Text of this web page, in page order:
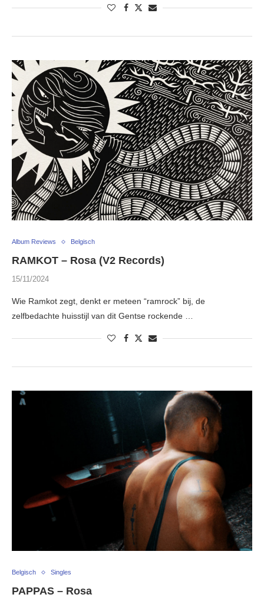
Album Reviews Belgisch
RAMKOT – Rosa (V2 Records)
15/11/2024
Wie Ramkot zegt, denkt er meteen “ramrock” bij, de
zelfbedachte huisstijl van dit Gentse rockende …
Belgisch Singles
PAPPAS – Rosa